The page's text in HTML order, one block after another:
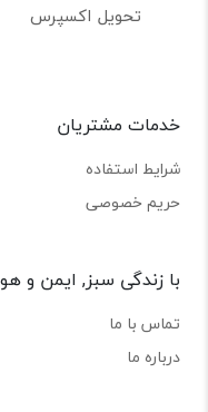
تحویل اکسپرس
خدمات مشتریان
شرایط استفاده
حریم خصوصی
با زندگی سبز, ایمن و
تماس با ما
درباره ما